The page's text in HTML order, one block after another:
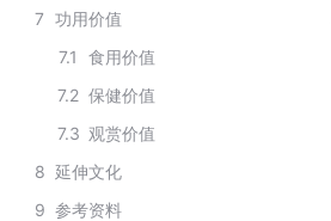
7 功用价值
7.1
食用价值
7.2 保健价值
7.3 观赏价值
8 延伸文化
9 参考资料